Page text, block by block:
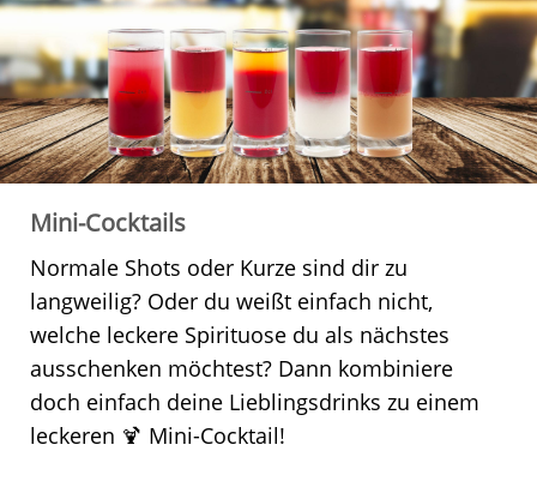
Mini-Cocktails
Normale Shots oder Kurze sind dir zu
langweilig? Oder du weißt einfach nicht,
welche leckere Spirituose du als nächstes
ausschenken möchtest? Dann kombiniere
doch einfach deine Lieblingsdrinks zu einem
leckeren 🍹 Mini-Cocktail!